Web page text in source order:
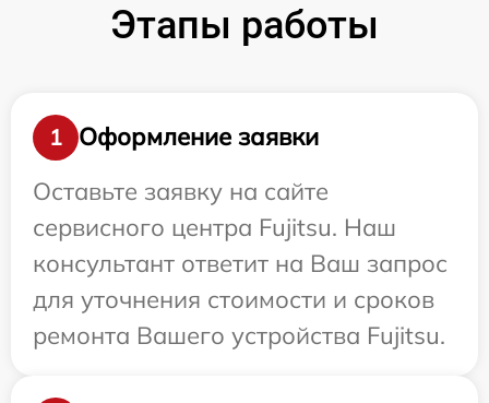
Этапы работы
1
Оформление заявки
Оставьте заявку на сайте
сервисного центра Fujitsu. Наш
консультант ответит на Ваш запрос
для уточнения стоимости и сроков
ремонта Вашего устройства Fujitsu.